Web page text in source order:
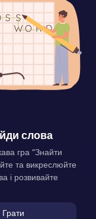
слова
гра “Знайти
та викреслюйте
і розвивайте
Грати